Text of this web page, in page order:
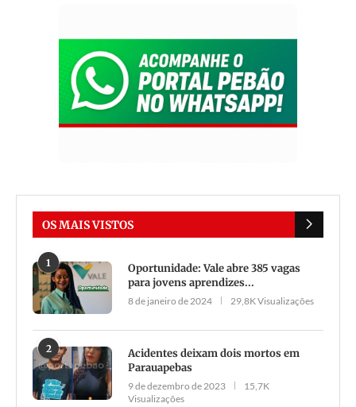
OS MAIS VISTOS
1
Oportunidade: Vale abre 385 vagas
para jovens aprendizes...
8 de janeiro de 2024 29,8K Visualizações
2
Acidentes deixam dois mortos em
Parauapebas
9 de dezembro de 2023
15,7K
Visualizações